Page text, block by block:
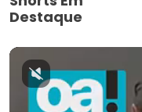
Destaque